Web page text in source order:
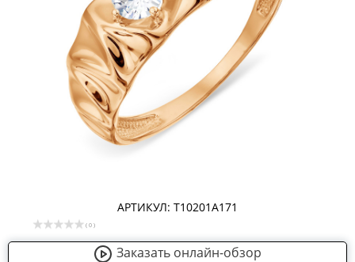
АРТИКУЛ: Т10201А171
( 0 )
Заказать онлайн-обзор